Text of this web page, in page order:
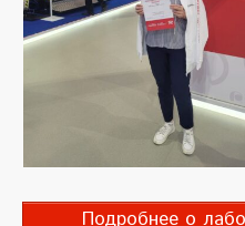
Подробнее о